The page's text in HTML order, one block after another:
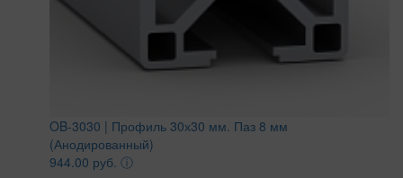
OB-3030 | Профиль 30х30 мм. Паз 8 мм
(Анодированный)
944.00 руб. ⓘ